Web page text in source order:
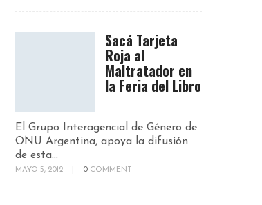
Sacá Tarjeta
Roja al
Maltratador en
la Feria del Libro
El Grupo Interagencial de Género de
ONU Argentina, apoya la difusión
de esta...
MAYO 5, 2012 0 COMMENT